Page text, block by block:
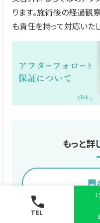
TEL
1
ります。施術後の経過観
も責任を持って対応いた
もっと詳